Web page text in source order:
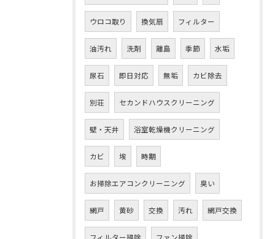
ウロコ取り 換気扇 フィルター
油汚れ 洗剤 離島 季節 水垢
尿石 即日対応 無垢 カビ除去
別荘 セカンドハウスクリーニング
壁・天井 浴室乾燥機クリーニング
カビ 埃 時期
お掃除エアコンクリーニング 臭い
網戸 黄砂 交換 汚れ 網戸交換